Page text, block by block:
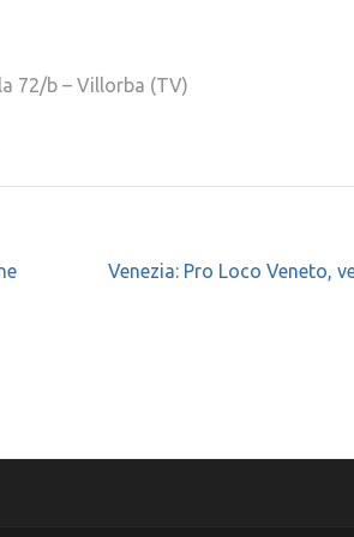
72/b – Villorba (TV)
Venezia: Pro Loco Veneto,